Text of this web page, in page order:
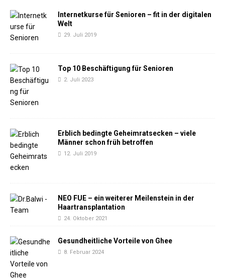
Internetkurse für Senioren – fit in der digitalen
Welt
29. Juli 2019
Top 10 Beschäftigung für Senioren
2. Juli 2023
Erblich bedingte Geheimratsecken – viele
Männer schon früh betroffen
12. Juli 2019
NEO FUE – ein weiterer Meilenstein in der
Haartransplantation
24. Oktober 2021
Gesundheitliche Vorteile von Ghee
8. Februar 2024